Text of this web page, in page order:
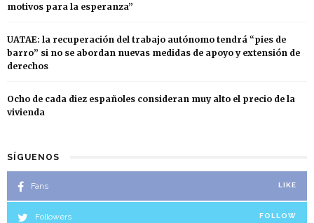
motivos para la esperanza”
UATAE: la recuperación del trabajo autónomo tendrá “pies de
barro” si no se abordan nuevas medidas de apoyo y extensión de
derechos
Ocho de cada diez españoles consideran muy alto el precio de la
vivienda
SÍGUENOS
Fans LIKE
Followers FOLLOW